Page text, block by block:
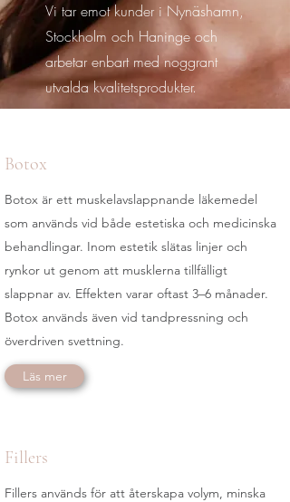
Vi tar emot kunder i Nynäshamn,
Stockholm och Haninge och
arbetar enbart med noggrant
utvalda kvalitetsprodukter.
Botox
Botox är ett muskelavslappnande läkemedel
som används vid både estetiska och medicinska
behandlingar. Inom estetik slätas linjer och
rynkor ut genom att musklerna tillfälligt
slappnar av. Effekten varar oftast 3–6 månader.
Botox används även vid tandpressning och
överdriven svettning.
Läs mer
Fillers
Fillers används för att återskapa volym, minska